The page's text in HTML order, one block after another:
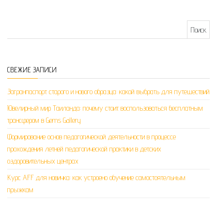
СВЕЖИЕ ЗАПИСИ
Загранпаспорт старого и нового образца: какой выбрать для путешествий
Ювелирный мир Таиланда: почему стоит воспользоваться бесплатным
трансфером в Gems Gallery
Формирование основ педагогической деятельности в процессе
прохождения летней педагогической практики в детских
оздоровительных центрах
Курс AFF для новичка: как устроено обучение самостоятельным
прыжкам